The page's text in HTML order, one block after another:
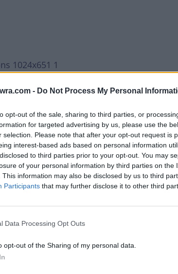
- Do Not Process My Personal
opt-out of the sale, sharing to third parties, or
for targeted advertising by us, please use the
selection. Please note that after your opt-out request is
interest-based ads based on personal information
to third parties prior to your opt-out. You may
of your personal information by third parties on the
This information may also be disclosed by us to third
Participants that may further disclose it to other third
Data Processing Opt Outs
opt-out of the Sharing of my personal data.
έως 6 διανυκτερεύσεις σε κατάλυμα που
κατόπιν συνεννόησης με τον